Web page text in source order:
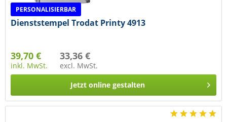
PERSONALISIERBAR
Dienststempel Trodat Printy 4913
39,70 €
inkl. MwSt.
33,36 €
excl. MwSt.
Jetzt online gestalten